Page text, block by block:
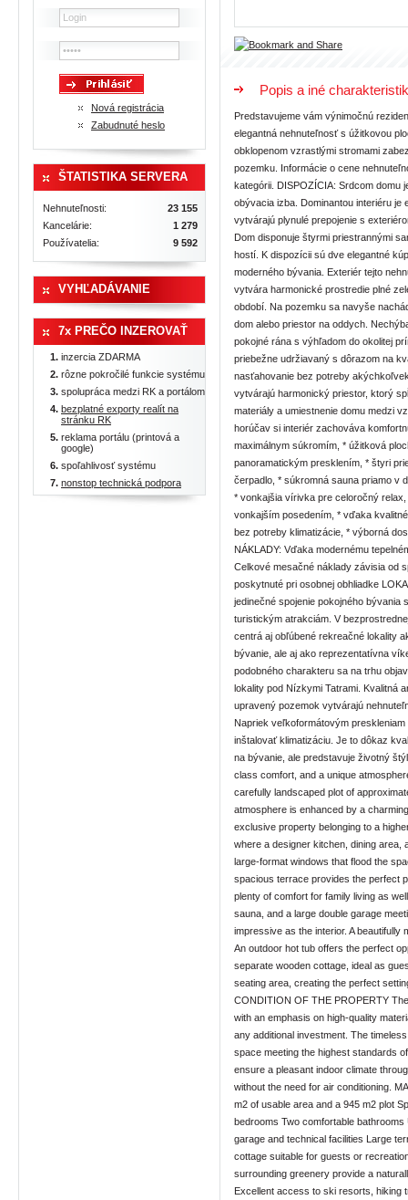
Nová registrácia
Zabudnuté heslo
ŠTATISTIKA SERVERA
Nehnuteľnosti:
23 155
Kancelárie:
1 279
Používatelia:
9 592
VYHĽADÁVANIE
7x PREČO INZEROVAŤ
inzercia ZDARMA
rôzne pokročilé funkcie systému
spolupráca medzi RK a portálom
bezplatné exporty realít na
stránku RK
reklama portálu (printová a
google)
spoľahlivosť systému
nonstop technická podpora
Popis a iné
Predstavujeme vám výnimočnú rezidenciu, ktorá spája modernú architektúru, prvotriedny komfort a jedinečnú atmosféru prírody. Táto elegantná nehnuteľnosť s úžitkovou plochou približne 270 m2 je situovaná na starostlivo upravenom pozemku s rozlohou približne 945 m2, obklopenom vzrastlými stromami zabezpečujúce dokonalé súkromie a pokoj. Atmosféru dotvára zurčiaci potôčik pretekajúci popri pozemku. Informácie o cene nehnuteľnosti poskytnem osobne na vyžiadanie. Ide o exkluzívnejšiu nehnuteľnosť vo vyššej cenovej kategórii. DISPOZÍCIA: Srdcom domu je veľkorysý open space priestor, v ktorom sa harmonicky prepája dizajnová kuchyňa, jedáleň a obývacia izba. Dominantou interiéru je elegantný krb a veľkoformátové okná, ktoré vpúšťajú do interiéru množstvo prirodzeného svetla a vytvárajú plynulé prepojenie s exteriérom. Priamy vstup na priestrannú terasu ponúka ideálne miesto na relax aj spoločenské stretnutia. Dom disponuje štyrmi priestrannými samostatnými izbami, ktoré poskytujú dostatok priestoru pre rodinné bývanie aj komfortné ubytovanie hostí. K dispozícii sú dve elegantné kúpeľne, technické zázemie, súkromná sauna a veľká dvojgaráž, ktorá spĺňa požiadavky na komfort moderného bývania. Exteriér tejto nehnuteľnosti je rovnako pôsobivý ako samotný interiér. Starostlivo udržiavaná okrasná záhrada vytvára harmonické prostredie plné zelene a súkromia. Vonkajšia vírivka, ponúka dokonalý oddych pod holým nebom v každom ročnom období. Na pozemku sa navyše nachádza štýlová samostatná drevenica, ideálna ako komfortné ubytovanie pre návštevy, hosťovský dom alebo priestor na oddych. Nechýba ani príjemné vonkajšie posedenie, ktoré vytvára ideálne miesto na rodinné oslavy, letné večery či pokojné rána s výhľadom do okolitej prírody. STAV NEHNUTEĽNOSTI: Rodinný dom je vo výbornom technickom aj vizuálnom stave a bol priebežne udržiavaný s dôrazom na kvalitu použitých materiálov a precízne spracovanie. Nehnuteľnosť je pripravená na okamžité nasťahovanie bez potreby akýchkoľvek ďalších investícií. Nadčasová architektúra, veľkorysé presklené plochy a premyslená dispozícia vytvárajú harmonický priestor, ktorý spĺňa aj tie najvyššie nároky na moderné bývanie. Premyslené konštrukčné riešenie, kvalitné materiály a umiestnenie domu medzi vzrastlými stromami zabezpečujú príjemnú vnútornú klímu počas celého roka. Aj počas letných horúčav si interiér zachováva komfortnú teplotu bez potreby využívania klimatizácie. VÝHODY: * výnimočná lokalita v obklopení prírody s maximálnym súkromím, * úžitková plocha 270 m2 a pozemok s rozlohou 945 m2, * veľkorysý otvorený denný priestor s krbom a panoramatickým presklením, * štyri priestranné samostatné izby, * dve komfortné kúpeľne, * podlahové vykurovanie napojené na tepelné čerpadlo, * súkromná sauna priamo v dome, *